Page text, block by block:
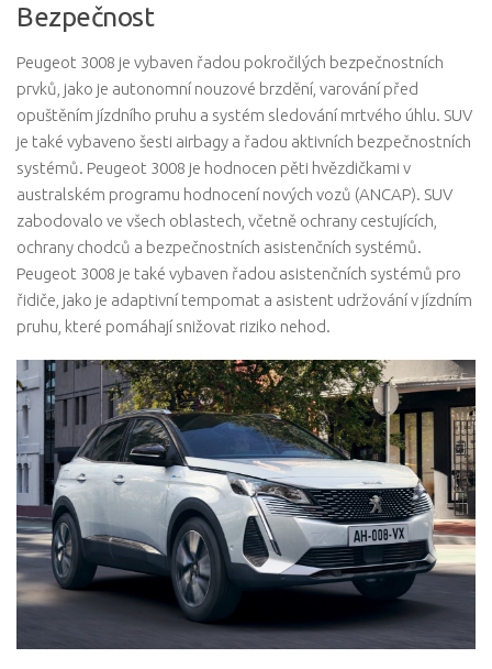
Bezpečnost
Peugeot 3008 je vybaven řadou pokročilých bezpečnostních
prvků, jako je autonomní nouzové brzdění, varování před
opuštěním jízdního pruhu a systém sledování mrtvého úhlu. SUV
je také vybaveno šesti airbagy a řadou aktivních bezpečnostních
systémů. Peugeot 3008 je hodnocen pěti hvězdičkami v
australském programu hodnocení nových vozů (ANCAP). SUV
zabodovalo ve všech oblastech, včetně ochrany cestujících,
ochrany chodců a bezpečnostních asistenčních systémů.
Peugeot 3008 je také vybaven řadou asistenčních systémů pro
řidiče, jako je adaptivní tempomat a asistent udržování v jízdním
pruhu, které pomáhají snižovat riziko nehod.